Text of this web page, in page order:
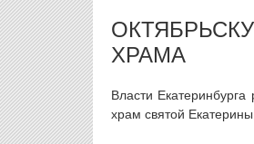
ХРАМА
Власти
храм святой Екатерины.